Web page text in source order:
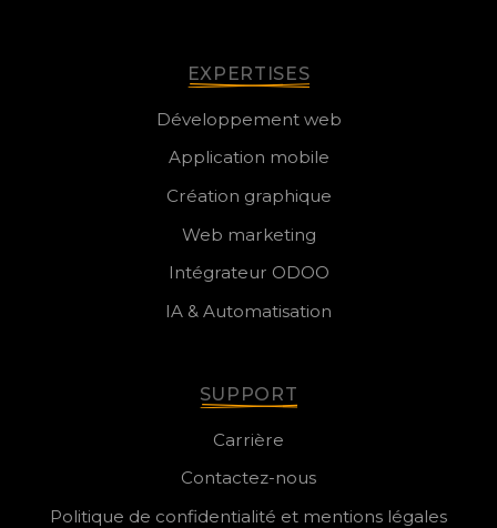
EXPERTISES
Développement web
Application mobile
Création graphique
Web marketing
Intégrateur ODOO
IA & Automatisation
SUPPORT
Carrière
Contactez-nous
Politique de confidentialité et mentions légales